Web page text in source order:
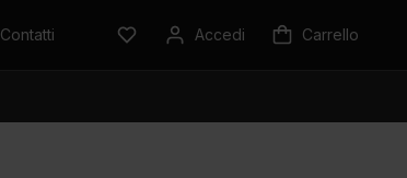
Contatti Accedi Carrello